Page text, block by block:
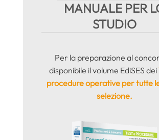
MANUALE PER
STUDIO
Per la preparazione al
disponibile il volume EdiSES dei
procedure operative per tutte
selezione.